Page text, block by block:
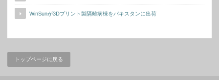
WinSunが3Dプリント製隔離病棟をパキスタンに出荷
トップページに戻る